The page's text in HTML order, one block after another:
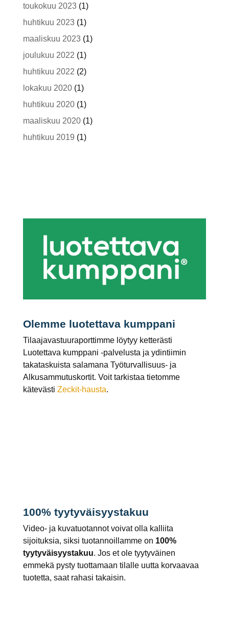
toukokuu 2023(1)
huhtikuu 2023(1)
maaliskuu 2023(1)
joulukuu 2022 (1)
huhtikuu 2022 (2)
lokakuu 2020(1)
huhtikuu 2020(1)
maaliskuu 2020(1)
huhtikuu 2019 (1)
Olemme luotettava kumppani
Tilaajavastuuraporttimme löytyy ketterästi
Luotettava kumppani -palvelusta ja ydintiimin
takataskuista salamana Työturvallisuus- ja
Alkusammutuskortit. Voit tarkistaa tietomme
kätevästi Zeckit-hausta.
100% tyytyväisyystakuu
Video- ja kuvatuotannot voivat olla kalliita
sijoituksia, siksi tuotannoillamme on 100%
tyytyväisyystakuu. Jos et ole tyytyväinen
emmekä pysty tuottamaan tilalle uutta korvaavaa
tuotetta, saat rahasi takaisin.